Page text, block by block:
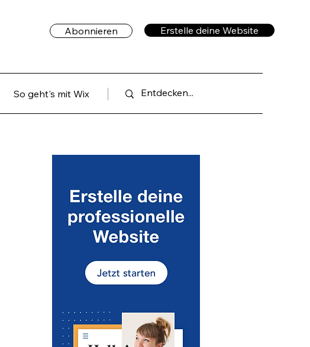
Abonnieren Erstelle deine Website
So geht's mit Wix